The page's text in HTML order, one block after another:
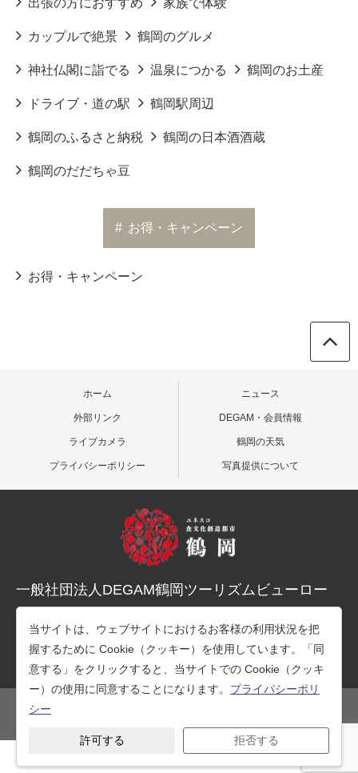
出張の方におすすめ 家族で体験
カップルで絶景 鶴岡のグルメ
神社仏閣に詣でる 温泉につかる 鶴岡のお土産
ドライブ・道の駅 鶴岡駅周辺
鶴岡のふるさと納税 鶴岡の日本酒酒蔵
鶴岡のだだちゃ豆
# お得・キャンペーン
お得・キャンペーン
ホーム ニュース
外部リンク DEGAM・会員情報
ライブカメラ 鶴岡の天気
プライバシーポリシー 写真提供について
一般社団法人DEGAM鶴岡ツーリズムビューロー
TEL：0235-25-7678（観光案内）
TEL：0235-26-1218（事務所）
当サイトは、ウェブサイトにおけるお客様の利用状況を把
握するために Cookie（クッキー）を使用しています。「同
意する」をクリックすると、当サイトでの Cookie（クッキ
ー）の使用に同意することになります。 プライバシーポリ
シー
許可する 拒否する